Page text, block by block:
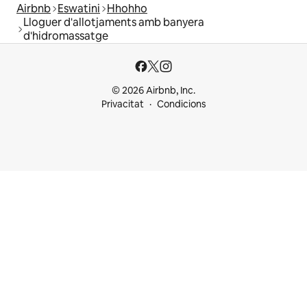
Airbnb Eswatini Hhohho
Lloguer d'allotjaments amb banyera
d'hidromassatge
© 2026 Airbnb, Inc.
Privacitat
Condicions